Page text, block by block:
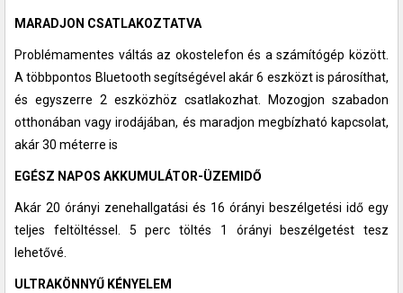
MARADJON CSATLAKOZTATVA
Problémamentes váltás az okostelefon és a számítógép között.
A többpontos Bluetooth segítségével akár 6 eszközt is párosíthat,
és egyszerre 2 eszközhöz csatlakozhat. Mozogjon szabadon
otthonában vagy irodájában, és maradjon megbízható kapcsolat,
akár 30 méterre is
EGÉSZ NAPOS AKKUMULÁTOR-ÜZEMIDŐ
Akár 20 órányi zenehallgatási és 16 órányi beszélgetési idő egy
teljes feltöltéssel. 5 perc töltés 1 órányi beszélgetést tesz
lehetővé.
ULTRAKÖNNYŰ KÉNYELEM